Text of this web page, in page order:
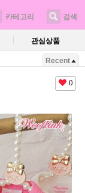
카테고리 검색
관심상품
Recent
0